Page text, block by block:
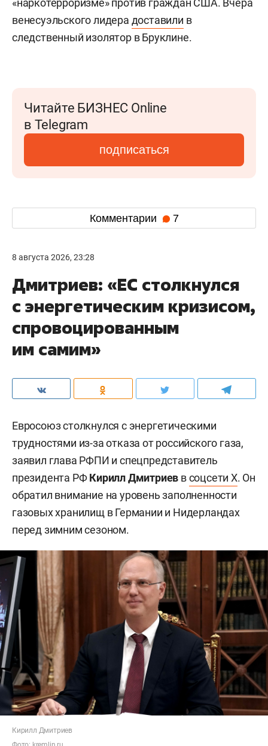
«наркотерроризме» против граждан США. Вчера
венесуэльского лидера доставили в
следственный изолятор в Бруклине.
Читайте БИЗНЕС Online
в Telegram
подписаться
Комментарии 7
8 августа 2026, 23:28
Дмитриев: «ЕС столкнулся
с энергетическим кризисом,
спровоцированным
им самим»
Евросоюз столкнулся с энергетическими
трудностями из-за отказа от российского газа,
заявил глава РФПИ и спецпредставитель
президента РФКирилл Дмитриев всоцсети X. Он
обратил внимание на уровень заполненности
газовых хранилищ в Германии и Нидерландах
перед зимним сезоном.
Кирилл Дмитриев